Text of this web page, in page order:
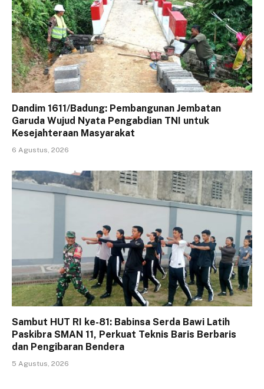
Dandim 1611/Badung: Pembangunan Jembatan
Garuda Wujud Nyata Pengabdian TNI untuk
Kesejahteraan Masyarakat
6 Agustus, 2026
Sambut HUT RI ke-81: Babinsa Serda Bawi Latih
Paskibra SMAN 11, Perkuat Teknis Baris Berbaris
dan Pengibaran Bendera
5 Agustus, 2026